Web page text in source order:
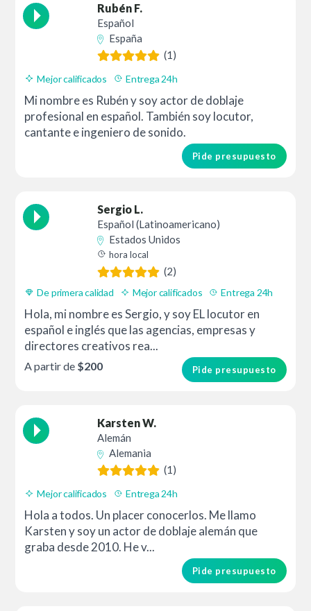
Rubén F.
Español
España
(1)
Mejor calificados Entrega 24h
Mi nombre es Rubén y soy actor de doblaje
profesional en español. También soy locutor,
cantante e ingeniero de sonido.
Pide presupuesto
Sergio L.
Español (Latinoamericano)
Estados Unidos
hora local
(2)
De primera calidad Mejor calificados Entrega 24h
Hola, mi nombre es Sergio, y soy EL locutor en
español e inglés que las agencias, empresas y
directores creativos rea...
Pide presupuesto
A partir de $200
Karsten W.
Alemán
Alemania
(1)
Mejor calificados Entrega 24h
Hola a todos. Un placer conocerlos. Me llamo
Karsten y soy un actor de doblaje alemán que
graba desde 2010. He v...
Pide presupuesto